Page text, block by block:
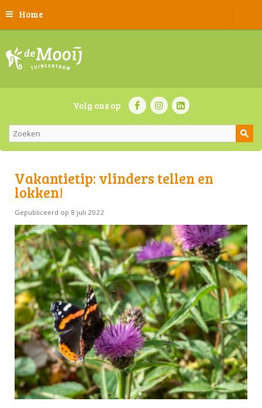
Home
Volg ons op
Vakantietip: vlinders tellen en
lokken!
Gepubliceerd op 8 juli 2022